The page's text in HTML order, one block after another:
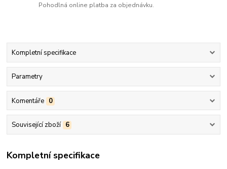
Pohodlná online platba za objednávku.
Kompletní specifikace
Parametry
Komentáře 0
Související zboží 6
Kompletní specifikace